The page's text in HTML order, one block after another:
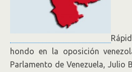
hondo en la oposición
Parlamento de Venezuela, Julio